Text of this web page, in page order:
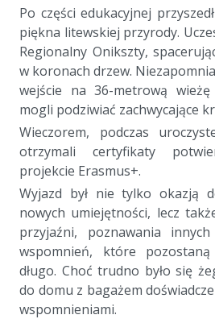
Po części edukacyjnej
piękna litewskiej przyrody.
Regionalny Onikszty,
w koronach drzew.
wejście na 36-metrową
mogli podziwiać zachwycające
Wieczorem, podczas
otrzymali certyfikaty
projekcie Erasmus+.
Wyjazd był nie tylko okazją
nowych umiejętności, lecz
przyjaźni, poznawania
wspomnień, które
długo. Choć trudno było się
do domu z bagażem
wspomnieniami.